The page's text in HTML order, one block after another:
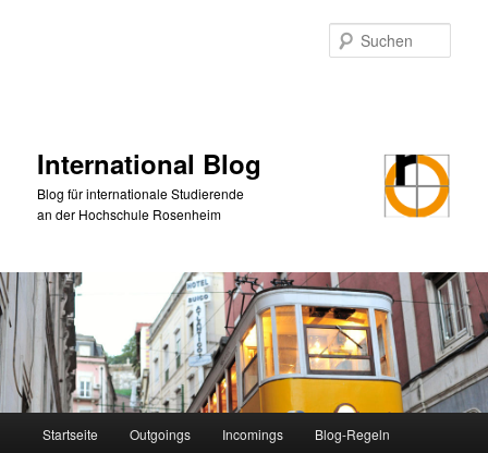
International Blog
Blog für internationale Studierende
an der Hochschule Rosenheim
Startseite Outgoings Incomings Blog-Regeln